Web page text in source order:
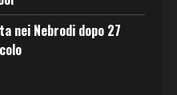
nei Nebrodi dopo 27